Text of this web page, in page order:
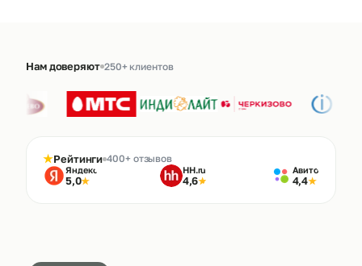
Нам доверяют 250+ клиентов
★Рейтинги 400+ отзывов
Яндекс
5,0★
HH.ru
4,6★
Авито
4,4★